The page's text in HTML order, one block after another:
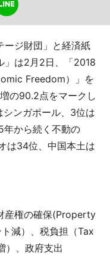
ジ財団」と経済紙
」は2月2日、「2018
Freedom）」を
の90.2点をマークし
ンガポール、3位は
年から続く不動の
は34位、中国本土は
産権の確保(Property
減）、税負担（Tax
）、政府支出